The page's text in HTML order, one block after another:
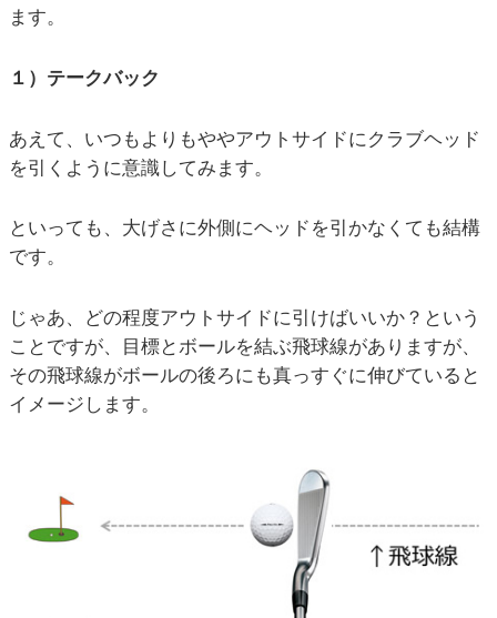
ます。
１）テークバック
あえて、いつもよりもややアウトサイドにクラブヘッド
を引くように意識してみます。
といっても、大げさに外側にヘッドを引かなくても結構
です。
じゃあ、どの程度アウトサイドに引けばいいか？という
ことですが、目標とボールを結ぶ飛球線がありますが、
その飛球線がボールの後ろにも真っすぐに伸びていると
イメージします。